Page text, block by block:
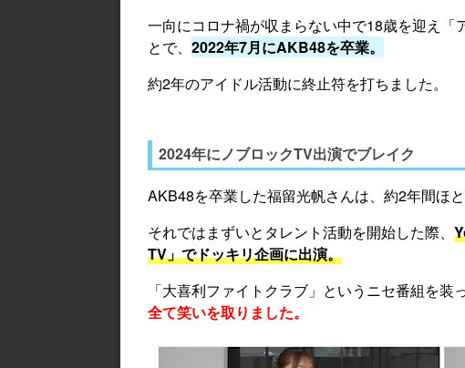
一向にコロナ禍が収まらない中で18歳を迎え
とで、 2022年7月にAKB48を卒業。
約2年のアイドル活動に終止符を打ちました。
2024年にノブロックTV出演でブレイク
AKB48を卒業した福留光帆さんは、約2年間ほ
それではまずいとタレント活動を開始した際、
TV」でドッキリ企画に出演。
「大喜利ファイトクラブ」というニセ番組を装
全て笑いを取りました。